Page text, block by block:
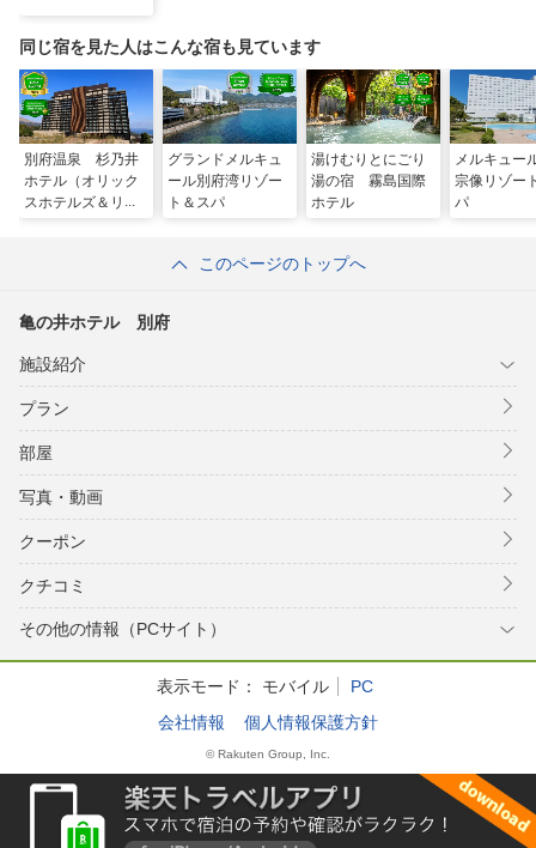
同じ宿を見た人はこんな宿も見ています
別府温泉 杉乃井
ホテル（オリック
スホテルズ＆リゾ
グランドメルキュ
ール別府湾リゾー
ト＆スパ
湯けむりとにごり
湯の宿 霧島国際
ホテル
メルキュー
宗像リゾー
パ
このページのトップへ
亀の井ホテル 別府
施設紹介
プラン
部屋
写真・動画
クーポン
クチコミ
その他の情報（PCサイト）
表示モード： モバイル
PC
会社情報
個人情報保護方針
© Rakuten Group, Inc.